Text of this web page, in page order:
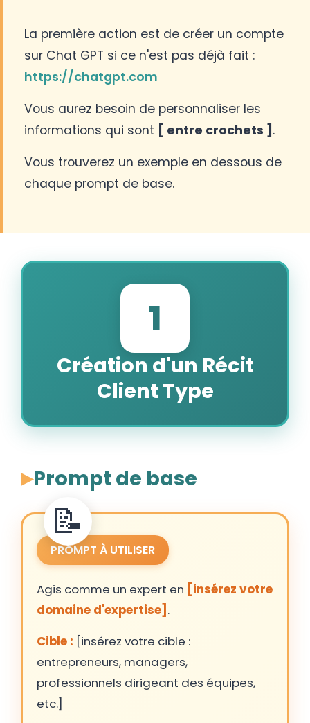
La première action est de créer un compte
sur Chat GPT si ce n'est pas déjà fait :
https://chatgpt.com
Vous aurez besoin de personnaliser les
informations qui sont [ entre crochets ] .
Vous trouverez un exemple en dessous de
chaque prompt de base.
1
Création d'un Récit
Client Type
Prompt de base
PROMPT À UTILISER
Agis comme un expert en [insérez votre
domaine d'expertise] .
Cible : [insérez votre cible :
entrepreneurs, managers,
professionnels dirigeant des équipes,
etc.]